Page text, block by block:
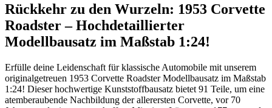
Rückkehr zu den Wurzeln: 1953 Corvette
Roadster – Hochdetaillierter
Modellbausatz im Maßstab 1:24!
Erfülle deine Leidenschaft für klassische Automobile mit unserem
originalgetreuen 1953 Corvette Roadster Modellbausatz im Maßstab
1:24! Dieser hochwertige Kunststoffbausatz bietet 91 Teile, um eine
atemberaubende Nachbildung der allerersten Corvette, vor 70